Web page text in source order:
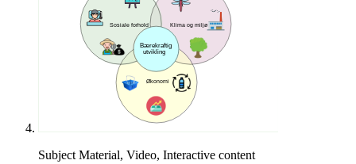
Subject Material, Video, Interactive content